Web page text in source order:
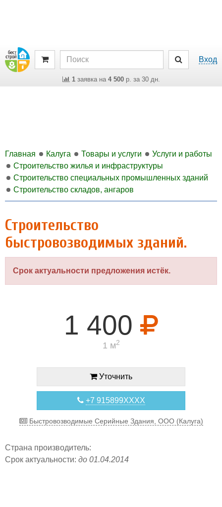
Вход
1заявка на 4 500р. за 30 дн.
Главная Калуга Товары и услуги
Услуги и работы
Строительство жилья и инфраструктуры
Строительство специальных промышленных зданий
Строительство складов, ангаров
Строительство
быстровозводимых зданий.
Срок актуальности предложения истёк.
1 400
1 м2
Уточнить
+7 915899XXXX
Быстровозводимые Cерийные Здания, ООО (Калуга)
Страна производитель:
Срок актуальности: до 01.04.2014